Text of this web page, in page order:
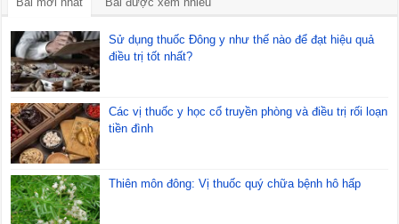
Sử dụng thuốc Đông y như thế nào để đạt hiệu quả
điều trị tốt nhất?
Các vị thuốc y học cổ truyền phòng và điều trị rối loạn
tiền đình
Thiên môn đông: Vị thuốc quý chữa bệnh hô hấp